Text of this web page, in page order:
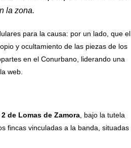
la zona.
para la causa: por un lado, que el
y ocultamiento de las piezas de los
en el Conurbano, liderando una
web.
de Lomas de Zamora, bajo la tutela
fincas vinculadas a la banda, situadas